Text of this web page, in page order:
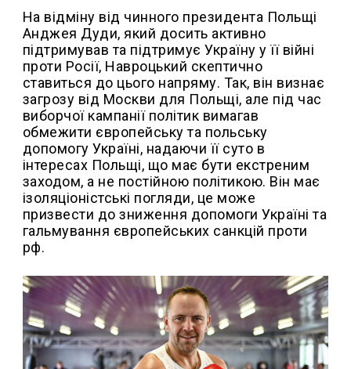
На відміну від чинного президента Польщі
Анджея Дуди, який досить активно
підтримував та підтримує Україну у її війні
проти Росії, Навроцький скептично
ставиться до цього напряму. Так, він визнає
загрозу від Москви для Польщі, але під час
виборчої кампанії політик вимагав
обмежити європейську та польську
допомогу Україні, надаючи її суто в
інтересах Польщі, що має бути екстреним
заходом, а не постійною політикою. Він має
ізоляціоністські погляди, це може
призвести до зниження допомоги Україні та
гальмування європейських санкцій проти
рф.